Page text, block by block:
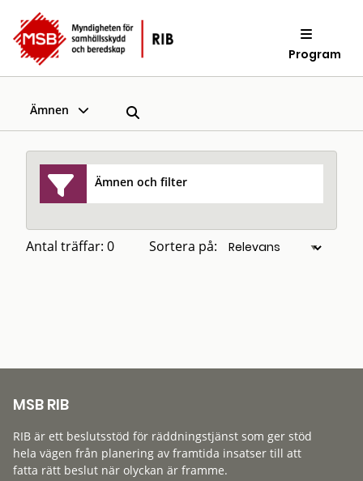
Program
Ämnen
Ämnen och filter
Antal träffar: 0 Sortera på:
MSB RIB
RIB är ett beslutsstöd för räddningstjänst som ger stöd
hela vägen från planering av framtida insatser till att
fatta rätt beslut när olyckan är framme.